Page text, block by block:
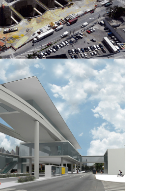
(modal monotrilho)